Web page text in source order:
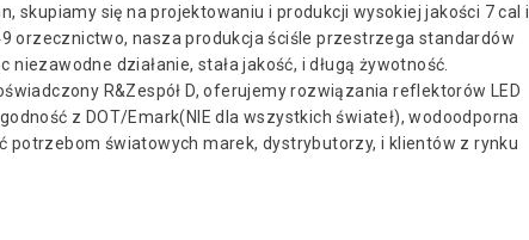
skupiamy się na projektowaniu i produkcji wysokiej jakości 7 cal i
orzecznictwo, nasza produkcja ściśle przestrzega standardów
działanie, stała jakość, i długą żywotność.
R&Zespół D, oferujemy rozwiązania reflektorów LED
z DOT/Emark(NIE dla wszystkich świateł), wodoodporna
potrzebom światowych marek, dystrybutorzy, i klientów z rynku